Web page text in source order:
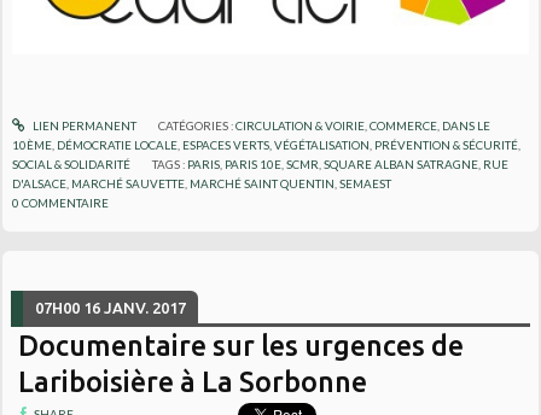
LIEN PERMANENT CATÉGORIES :CIRCULATION & VOIRIE, COMMERCE, DANS LE
10ÈME DÉMOCRATIE LOCALE ESPACES VERTS, VÉGÉTALISATION PRÉVENTION & SÉCURITÉ
SOCIAL & SOLIDARITÉ
TAGS : PARIS PARIS 10E ,SCMR ,SQUARE ALBAN SATRAGNE RUE
D'ALSACE MARCHÉ SAUVETTE MARCHÉ SAINT QUENTIN ,SEMAEST
0 COMMENTAIRE
07H00 16 JANV. 2017
Documentaire sur les urgences de
Lariboisière à La Sorbonne